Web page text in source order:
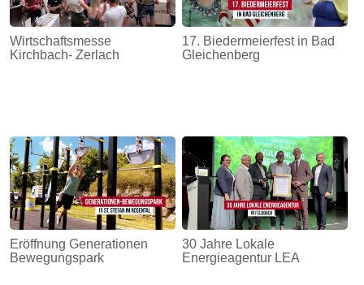
Wirtschaftsmesse
Kirchbach- Zerlach
17. Biedermeierfest in Bad
Gleichenberg
Eröffnung Generationen
Bewegungspark
30 Jahre Lokale
Energieagentur LEA